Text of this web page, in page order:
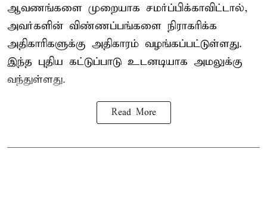
ஆவணங்களை முறையாக சமர்ப்பிக்காவிட்டால்,
அவர்களின் விண்ணப்பங்களை நிராகரிக்க
அதிகாரிகளுக்கு அதிகாரம் வழங்கப்பட்டுள்ளது.
இந்த புதிய கட்டுப்பாடு உடனடியாக அமலுக்கு
வந்துள்ளது.
Read More